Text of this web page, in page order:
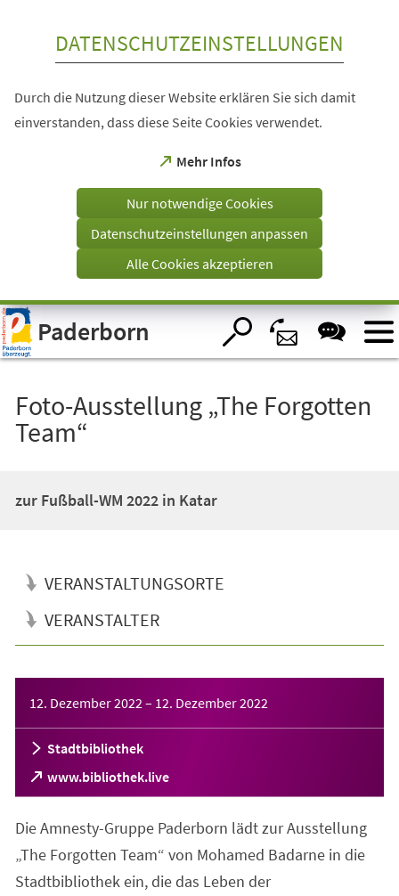
Visuelle
Assistenzsoftware
öffnen.
DATENSCHUTZEINSTELLUNGEN
Durch die Nutzung dieser Website erklären Sie sich damit
einverstanden, dass diese Seite Cookies verwendet.
Mehr Infos
(Öffnet
einem
Tab)
Nur notwendige Cookies
Datenschutzeinstellungen anpassen
Alle Cookies akzeptieren
Paderborn
Foto-Ausstellung „The Forgotten
Team“
zur Fußball-WM 2022 in Katar
VERANSTALTUNGSORTE
VERANSTALTER
12. Dezember 2022 – 12. Dezember 2022
Stadtbibliothek
www.bibliothek.live
(Öffnet
in
neuen
Tab)
Die Amnesty-Gruppe Paderborn lädt zur Ausstellung
„The Forgotten Team“ von Mohamed Badarne in die
Stadtbibliothek ein, die das Leben der